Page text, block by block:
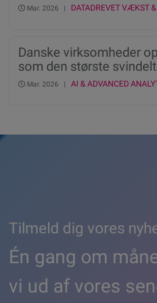
Mar. 2026 | DATADREVET VÆKST
Danske virksomheder
som den største
nogensinde, viser ny
Mar. 2026 | AI & ADVANCED
Tilmeld dig vores
Én gang om
vi ud af vores